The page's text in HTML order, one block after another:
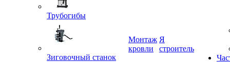
Трубогибы
Зиговочный станок
Монтаж
Я